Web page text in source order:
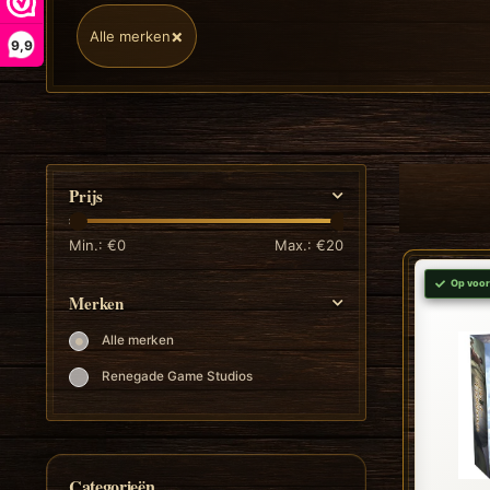
9,9 Alle merken×
Prijs
Min.: €0 Max.: €20
Merken
Alle merken
Renegade Game Studios
Op